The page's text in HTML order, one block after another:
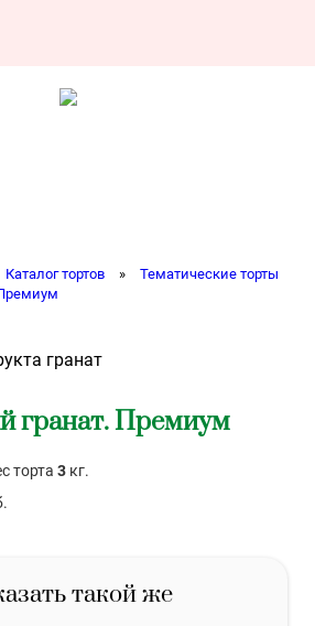
Каталог тортов »
Тематические торты
гранат. Премиум
торта 3 кг.
такой же